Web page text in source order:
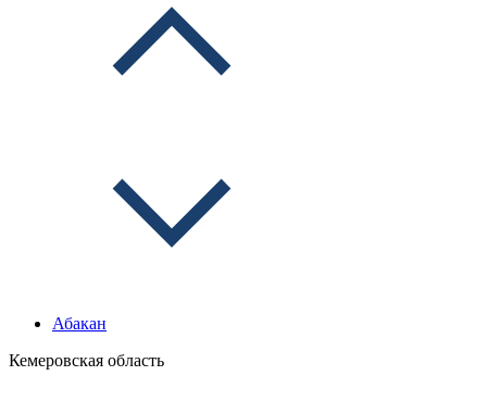
Абакан
Кемеровская область